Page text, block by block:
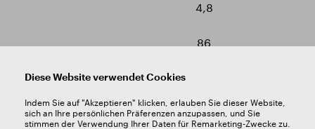
4,8
86
Diese Website verwendet Cookies
Indem Sie auf "Akzeptieren" klicken, erlauben Sie dieser Website,
sich an Ihre persönlichen Präferenzen anzupassen, und Sie
stimmen der Verwendung Ihrer Daten für Remarketing-Zwecke zu.